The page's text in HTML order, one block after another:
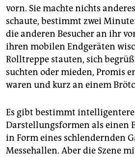
epaper login
vorn. Sie machte nichts
schaute, bestimmt zwei
die anderen Besucher an ihr
ihren mobilen Endgeräten
Rolltreppe stauten, sich
suchten oder mieden, Promis
waren und kurz an einem
Es gibt bestimmt
Darstellungsformen als einen
in Form eines schlendernden
Messehallen. Aber die Szene